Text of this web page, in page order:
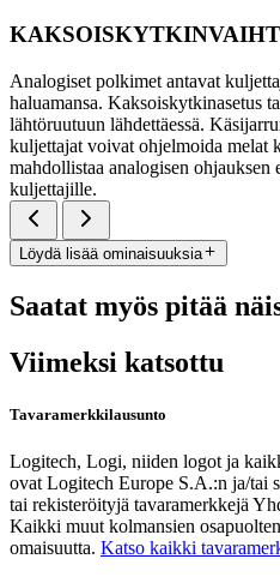
Analogiset polkimet antavat
haluamansa. Kaksoiskytkinasetus
lähtöruutuun lähdettäessä.
kuljettajat voivat ohjelmoida melat
mahdollistaa analogisen
kuljettajille.
Löydä lisää ominaisuuksia
Saatat myös pitää
Viimeksi katsottu
Tavaramerkkilausunto
Logitech, Logi, niiden logot ja
ovat Logitech Europe S.A.:n ja/tai
tai rekisteröityjä tavaramerkkejä
Kaikki muut kolmansien
omaisuutta. Katso kaikki